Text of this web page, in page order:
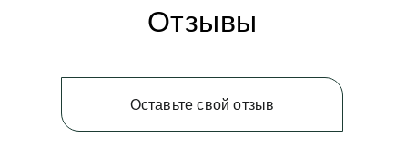
Отзывы
Оставьте свой отзыв